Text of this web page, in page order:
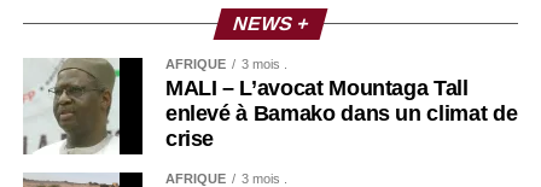
NEWS +
AFRIQUE 3 mois .
MALI – L’avocat Mountaga Tall
enlevé à Bamako dans un climat de
crise
AFRIQUE 3 mois .